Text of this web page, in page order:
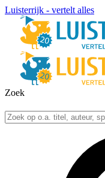
Luisterrijk - vertelt alles
Zoek